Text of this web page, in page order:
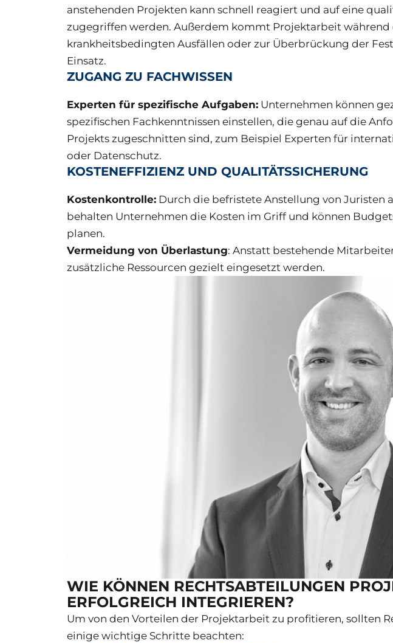
anstehenden Projekten kann schnell reagiert und auf eine
zugegriffen werden. Außerdem kommt Projektarbeit während
krankheitsbedingten Ausfällen oder zur Überbrückung der
Einsatz.
ZUGANG ZU FACHWISSEN
Experten für spezifische Aufgaben: Unternehmen können
spezifischen Fachkenntnissen einstellen, die genau auf die
Projekts zugeschnitten sind, zum Beispiel Experten für
oder Datenschutz.
KOSTENEFFIZIENZ UND QUALITÄTSSICHERUNG
Kostenkontrolle: Durch die befristete Anstellung von Juristen
behalten Unternehmen die Kosten im Griff und können
planen.
Vermeidung von Überlastung: Anstatt bestehende
zusätzliche Ressourcen gezielt eingesetzt werden.
WIE KÖNNEN RECHTSABTEILUNGEN
ERFOLGREICH INTEGRIEREN?
Um von den Vorteilen der Projektarbeit zu profitieren, sollten
einige wichtige Schritte beachten: